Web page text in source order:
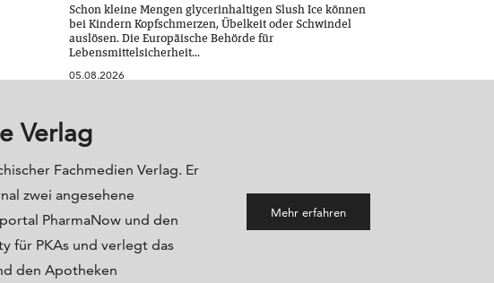
Schon kleine Mengen glycerinhaltigen Slush Ice können
bei Kindern Kopfschmerzen, Übelkeit oder Schwindel
auslösen. Die Europäische Behörde für
Lebensmittelsicherheit...
05.08.2026
Verlag
Fachmedien Verlag. Er
zwei angesehene
PharmaNow und den
für PKAs und verlegt das
den Apotheken
Mehr erfahren